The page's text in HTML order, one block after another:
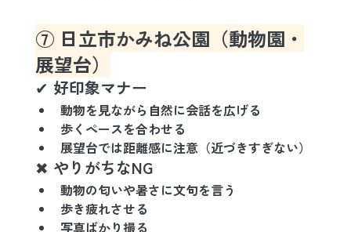
⑦ 日立市かみね公園（動物園・
展望台）
✔ 好印象マナー
動物を見ながら自然に会話を広げる
歩くペースを合わせる
展望台では距離感に注意（近づきすぎない）
✖ やりがちなNG
動物の匂いや暑さに文句を言う
歩き疲れさせる
写真ばかり撮る